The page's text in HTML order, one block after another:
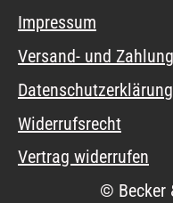
Impressum
Versand- und
Datenschutzerklärung
Widerrufsrecht
Vertrag widerrufen
© Becker